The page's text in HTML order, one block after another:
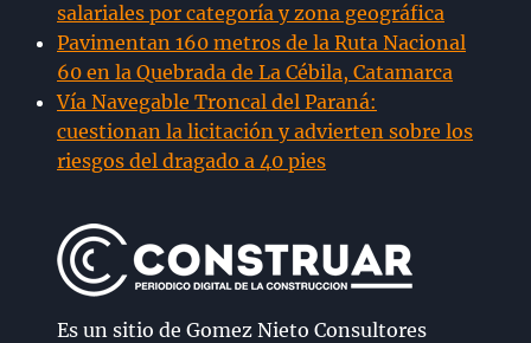
salariales por categoría y zona geográfica
Pavimentan 160 metros de la Ruta Nacional
60 en la Quebrada de La Cébila, Catamarca
Vía Navegable Troncal del Paraná:
cuestionan la licitación y advierten sobre los
riesgos del dragado a 40 pies
Es un sitio de Gomez Nieto Consultores